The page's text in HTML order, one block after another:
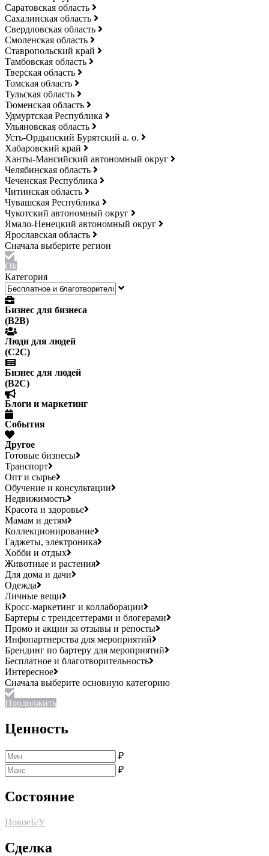
Саратовская область
Сахалинская область
Свердловская область
Смоленская область
Ставропольский край
Тамбовская область
Тверская область
Томская область
Тульская область
Тюменская область
Удмуртская Республика
Ульяновская область
Усть-Ордынский Бурятский а. о.
Хабаровский край
Ханты-Мансийский автономный округ
Челябинская область
Чеченская Республика
Читинская область
Чувашская Республика
Чукотский автономный округ
Ямало-Ненецкий автономный округ
Ярославская область
Ok
Категория
Бизнес для бизнеса
(B2B)
Люди для людей
(С2С)
Бизнес для людей
(B2C)
Блоги и маркетинг
События
Другое
Готовые бизнесы
Транспорт
Опт и сырье
Обучение и консультации
Недвижимость
Красота и здоровье
Мамам и детям
Коллекционирование
Гаджеты, электроника
Хобби и отдых
Животные и растения
Для дома и дачи
Одежда
Личные вещи
Кросс-маркетинг и коллаборации
Бартеры с трендсеттерами и блогерами
Промо и акции за отзывы и репосты
Инфопартнерства для мероприятий
Брендинг по бартеру для мероприятий
Бесплатное и благотворительность
Интересное
Продолжить
Ценность
₽
₽
Состояние
НовоеБ/У
Сделка